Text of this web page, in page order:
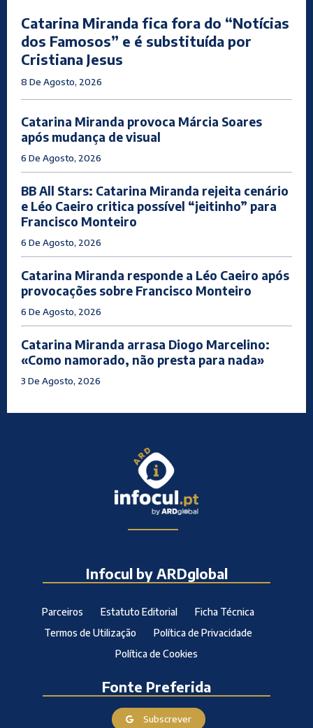
Catarina Miranda fica fora do “Notícias
dos Famosos” e é substituída por
Cristiana Jesus
8 De Agosto, 2026
Catarina Miranda provoca Márcia Soares
após mudança de visual
6 De Agosto, 2026
BB All Stars: Catarina Miranda rejeita cenário
e Léo Caeiro critica possível “jeitinho” para
Francisco Monteiro
6 De Agosto, 2026
Catarina Miranda responde a Léo Caeiro após
provocações sobre Francisco Monteiro
6 De Agosto, 2026
Catarina Miranda arrasa Diogo Marcelino:
«Como namorado, não presta para nada»
3 De Agosto, 2026
Infocul by ARDglobal
Parceiros Estatuto Editorial
Ficha Técnica
Termos de Utilização
Política de Privacidade
Política de Cookies
Fonte Preferida
Subscrever